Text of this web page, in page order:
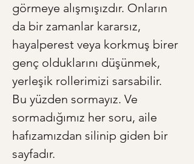
görmeye alışmışızdır. Onların
da bir zamanlar kararsız,
hayalperest veya korkmuş birer
genç olduklarını düşünmek,
yerleşik rollerimizi sarsabilir.
Bu yüzden sormayız. Ve
sormadığımız her soru, aile
hafızamızdan silinip giden bir
sayfadır.